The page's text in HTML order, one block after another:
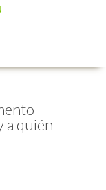
a quién